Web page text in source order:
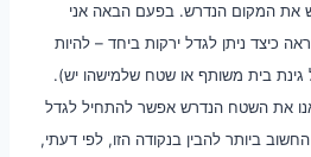
יש את המקום הנדרש. בפעם הבאה אני
כיצד ניתן לגדל ירקות ביחד – להיות
בית משותף או שטח שלמישהו יש).
את השטח הנדרש אפשר להתחיל לגדל
ביותר להבין בנקודה הזו, לפי דעתי,